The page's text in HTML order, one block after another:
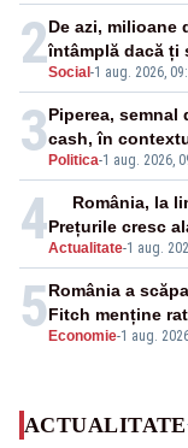
2Social-1 aug. 2026,
De azi, milioane
întâmplă dacă ți
3Politica-1 aug. 2026,
Piperea, semnal
cash, în
4Actualitate-1 aug.
România, la
Prețurile cresc
5Economie-1 aug.
România a
Fitch menține
ACTUALITATE